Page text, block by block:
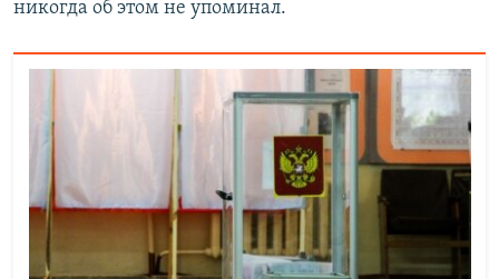
никогда об этом не упоминал.